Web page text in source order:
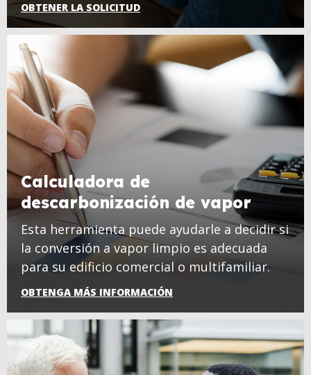
OBTENER LA SOLICITUD
Calculadora de
descarbonización de vapor
Esta herramienta puede ayudarle a decidir si
la conversión a vapor limpio es adecuada
para su edificio comercial o multifamiliar.
OBTENGA MÁS INFORMACIÓN